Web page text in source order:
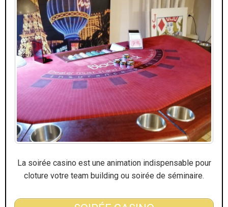
La soirée casino est une animation indispensable pour
cloture votre team building ou soirée de séminaire.